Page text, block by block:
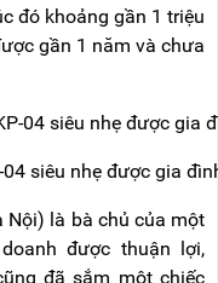
đó khoảng gần 1 triệu
gần 1 năm và chưa
siêu nhẹ được gia
Nội) là bà chủ của một
được thuận lợi,
đã sắm một chiếc